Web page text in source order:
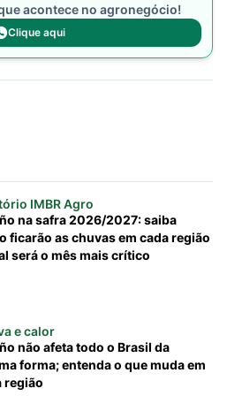
IMBR Agro
na safra 2026/2027: saiba
ficarão as chuvas em cada região
será o mês mais crítico
e calor
não afeta todo o Brasil da
forma; entenda o que muda em
região
acontece no agronegócio!
Clique aqui